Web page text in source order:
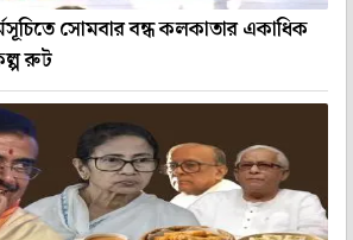
সোমবার বন্ধ কলকাতার একাধিক
রুট